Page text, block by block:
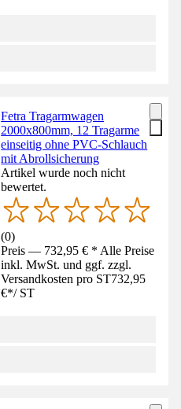
Fetra Tragarmwagen
2000x800mm, 12 Tragarme
einseitig ohne PVC-Schlauch
mit Abrollsicherung
Artikel wurde noch nicht
bewertet.
(0)
Preis — 732,95 € * Alle Preise
inkl. MwSt. und ggf. zzgl.
Versandkosten pro ST732,95
€*/ ST